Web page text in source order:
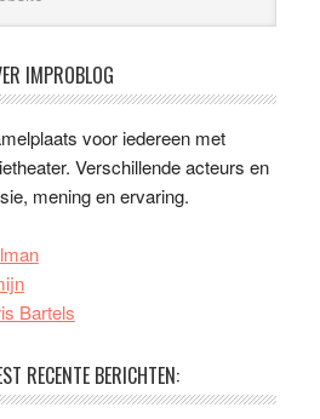
IMPROBLOG
voor iedereen met
Verschillende acteurs en
mening en ervaring.
Bartels
RECENTE BERICHTEN: